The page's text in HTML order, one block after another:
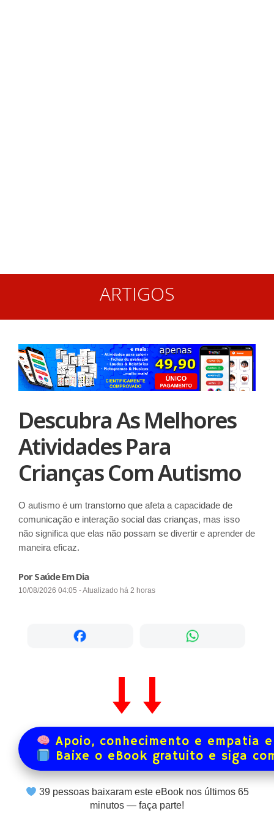
ARTIGOS
Descubra As Melhores
Atividades Para
Crianças Com Autismo
O autismo é um transtorno que afeta a capacidade de
comunicação e interação social das crianças, mas isso
não significa que elas não possam se divertir e aprender de
maneira eficaz.
Por Saúde Em Dia
10/08/2026 04:05 - Atualizado há 2 horas
Apoio, conhecimento e empatia
Baixe o eBook gratuito e siga
39pessoas baixaram este eBook nos últimos 65
minutos — faça parte!